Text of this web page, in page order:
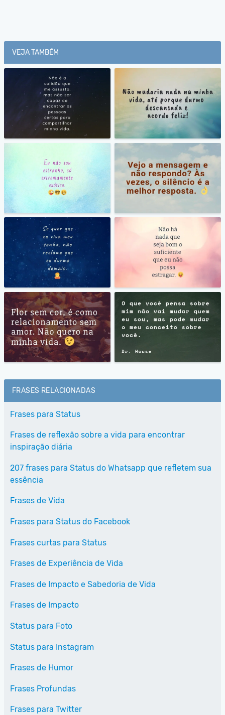
VEJA TAMBÉM
FRASES RELACIONADAS
Frases para Status
Frases de reflexão sobre a vida para encontrar
inspiração diária
207 frases para Status do Whatsapp que refletem sua
essência
Frases de Vida
Frases para Status do Facebook
Frases curtas para Status
Frases de Experiência de Vida
Frases de Impacto e Sabedoria de Vida
Frases de Impacto
Status para Foto
Status para Instagram
Frases de Humor
Frases Profundas
Frases para Twitter